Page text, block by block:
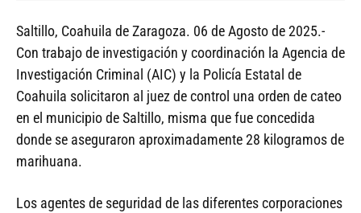
Saltillo, Coahuila de Zaragoza. 06 de Agosto de 2025.-
Con trabajo de investigación y coordinación la Agencia de
Investigación Criminal (AIC) y la Policía Estatal de
Coahuila solicitaron al juez de control una orden de cateo
en el municipio de Saltillo, misma que fue concedida
donde se aseguraron aproximadamente 28 kilogramos de
marihuana.
Los agentes de seguridad de las diferentes corporaciones